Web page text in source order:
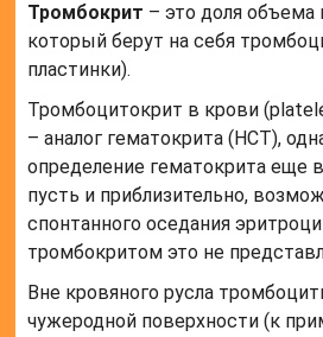
Тромбокрит – это доля объема
который берут на себя
пластинки).
Тромбоцитокрит в крови
– аналог гематокрита (НСТ),
определение гематокрита еще
пусть и приблизительно,
спонтанного оседания
тромбокритом это не
Вне кровяного русла
чужеродной поверхности (к